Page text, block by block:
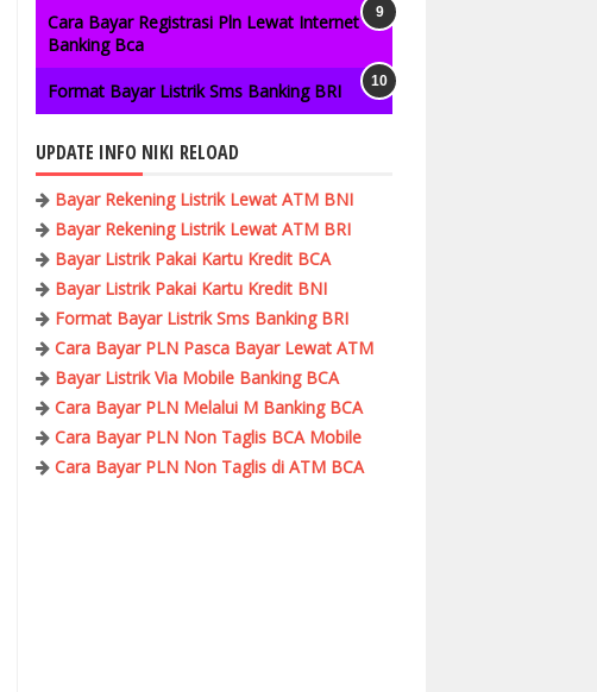
Cara Bayar Registrasi Pln Lewat Internet
Banking Bca
Format Bayar Listrik Sms Banking BRI
UPDATE INFO NIKI RELOAD
Bayar Rekening Listrik Lewat ATM BNI
Bayar Rekening Listrik Lewat ATM BRI
Bayar Listrik Pakai Kartu Kredit BCA
Bayar Listrik Pakai Kartu Kredit BNI
Format Bayar Listrik Sms Banking BRI
Cara Bayar PLN Pasca Bayar Lewat ATM
Bayar Listrik Via Mobile Banking BCA
Cara Bayar PLN Melalui M Banking BCA
Cara Bayar PLN Non Taglis BCA Mobile
Cara Bayar PLN Non Taglis di ATM BCA